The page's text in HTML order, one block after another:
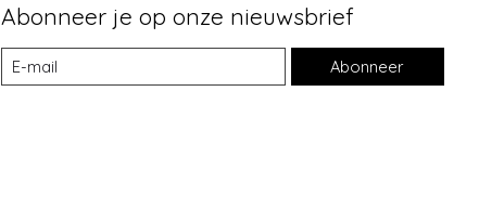
Abonneer je op onze nieuwsbrief
Abonneer